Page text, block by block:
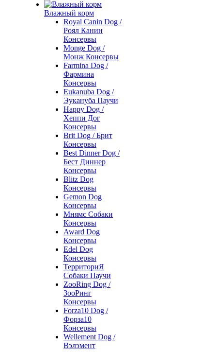
Влажный корм
Royal Canin Dog /
Роял Канин
Консервы
Monge Dog /
Монж Консервы
Farmina Dog /
Фармина
Консервы
Eukanuba Dog /
Эукануба Паучи
Happy Dog /
Хеппи Дог
Консервы
Brit Dog / Брит
Консервы
Best Dinner Dog /
Бест Диннер
Консервы
Blitz Dog
Консервы
Gemon Dog
Консервы
Мнямс Собаки
Консервы
Award Dog
Консервы
Edel Dog
Консервы
ТерриториЯ
Собаки Паучи
ZooRing Dog /
ЗооРинг
Консервы
Forza10 Dog /
Форза10
Консервы
Wellement Dog /
Вэлэмент